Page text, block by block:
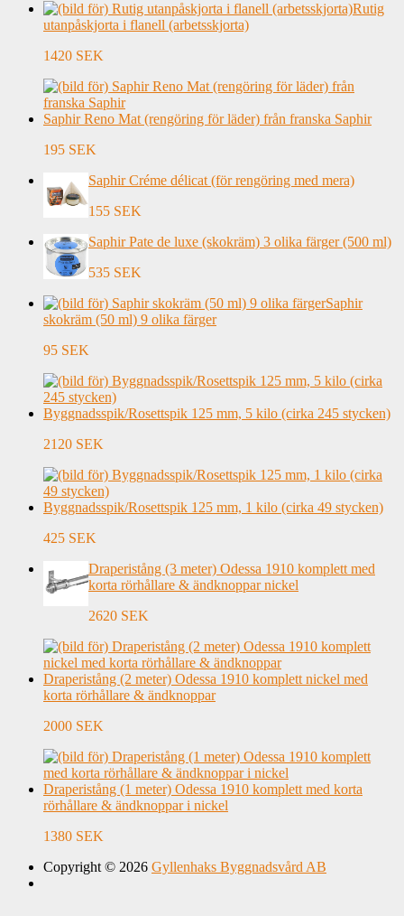
Rutig
utanpåskjorta i flanell (arbetsskjorta)
1420 SEK
Saphir Reno Mat (rengöring för läder) från franska Saphir
195 SEK
Saphir Créme délicat (för rengöring med mera)
155 SEK
Saphir Pate de luxe (skokräm) 3 olika färger (500 ml)
535 SEK
Saphir
skokräm (50 ml) 9 olika färger
95 SEK
Byggnadsspik/Rosettspik 125 mm, 5 kilo (cirka 245 stycken)
2120 SEK
Byggnadsspik/Rosettspik 125 mm, 1 kilo (cirka 49 stycken)
425 SEK
Draperistång (3 meter) Odessa 1910 komplett med
korta rörhållare & ändknoppar nickel
2620 SEK
Draperistång (2 meter) Odessa 1910 komplett nickel med
korta rörhållare & ändknoppar
2000 SEK
Draperistång (1 meter) Odessa 1910 komplett med korta
rörhållare & ändknoppar i nickel
1380 SEK
Copyright © 2026 Gyllenhaks Byggnadsvård AB